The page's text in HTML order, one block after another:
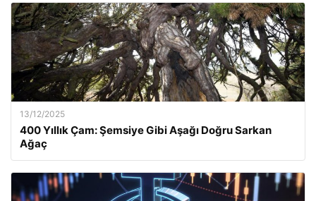
13/12/2025
400 Yıllık Çam: Şemsiye Gibi Aşağı Doğru Sarkan
Ağaç